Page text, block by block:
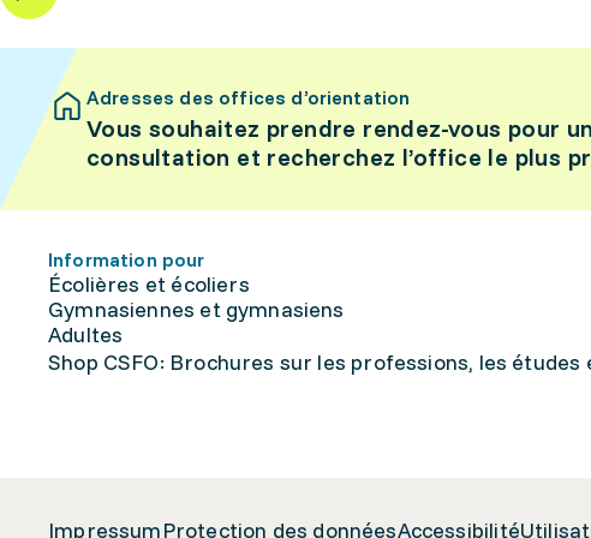
Adresses des offices d’orientation
Vous souhaitez prendre rendez-vous pour
consultation et recherchez l’office le plus
Information pour
Écolières et écoliers
Gymnasiennes et gymnasiens
Adultes
Shop CSFO: Brochures sur les professions, les
ImpressumProtection des donnéesAccessibilité